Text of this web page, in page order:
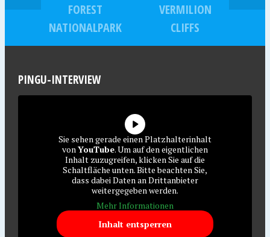
FOREST
NATIONALPARK
VERMILION
CLIFFS
PINGU-INTERVIEW
Sie sehen gerade einen Platzhalterinhalt
vonYouTube. Um auf den eigentlichen
Inhalt zuzugreifen, klicken Sie auf die
Schaltfläche unten. Bitte beachten Sie,
dass dabei Daten an Drittanbieter
weitergegeben werden.
Mehr Informationen
Inhalt entsperren